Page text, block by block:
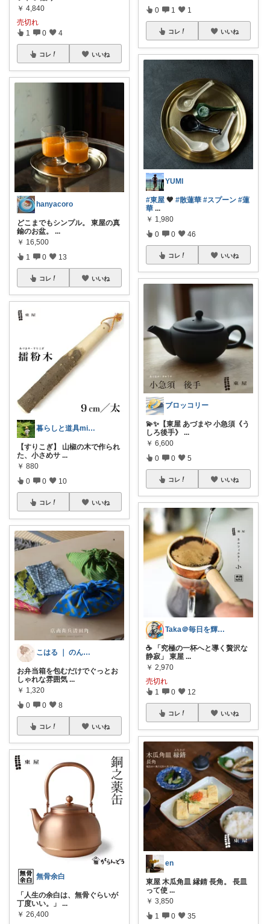
￥ 4,840
売切れ
1 0 4
コレ いいね
hanyacoro
どこまでもシンプル。 東屋の真
鍮のお盆。 ...
￥ 16,500
1 0 13
コレ いいね
暮らしと道具mika_home１
【すりこぎ】 山椒の木で作られ
た、小さめサ ...
￥ 880
0 0 10
コレ いいね
こはる ｜ のんびり暮らす🐈
お弁当箱を包むだけでぐっとお
しゃれな雰囲気 ...
￥ 1,320
0 0 8
コレ いいね
無骨余白
「人生の余白は、無骨ぐらいが
丁度いい。」 ...
￥ 26,400
0 1 1
コレ いいね
YUMI
#東屋 🖤 #散蓮華 #スプーン #蓮
華 ...
￥ 1,980
0 0 46
コレ いいね
ブロッコリー
💫✨【東屋 あづまや 小急須《う
しろ後手》
...
￥ 6,600
0 0 5
コレ いいね
Taka＠毎日を輝かせる物と暮らしの道具
☕ 「究極の一杯へと導く贅沢な
静寂」 東屋 ...
￥ 2,970
売切れ
1 0 12
コレ いいね
en
東屋 木瓜角皿 縁錆 長角。 長皿
って使 ...
￥ 3,850
1 0 35